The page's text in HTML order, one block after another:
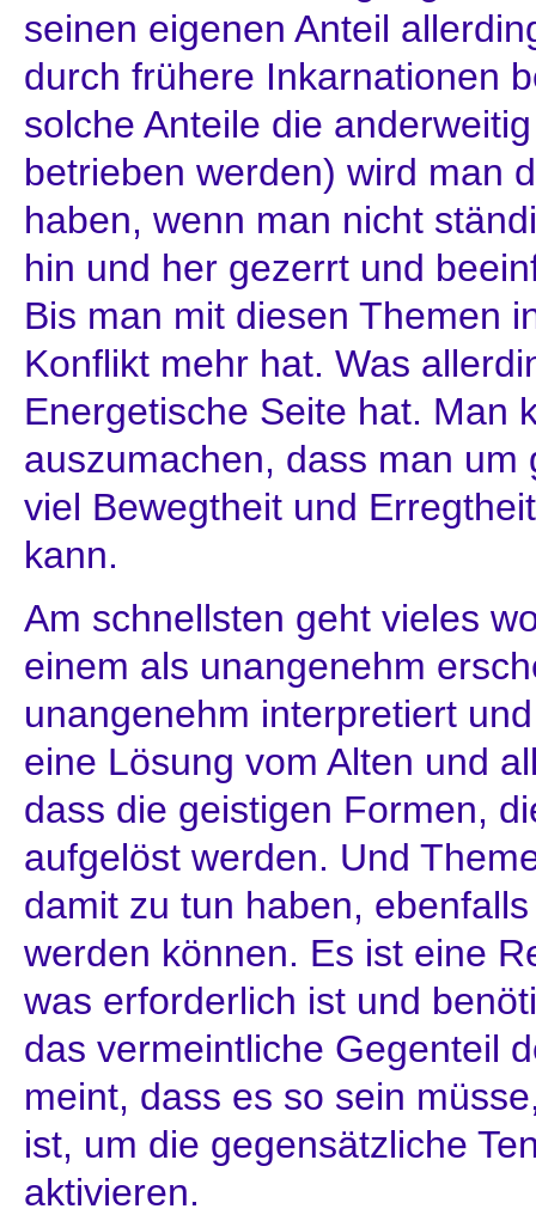
seinen eigenen Anteil
durch frühere Inkarnationen
solche Anteile die
betrieben werden) wird man
haben, wenn man nicht
hin und her gezerrt und
Bis man mit diesen Themen
Konflikt mehr hat. Was
Energetische Seite hat. Man
auszumachen, dass man um
viel Bewegtheit und
kann.
Am schnellsten geht vieles
einem als unangenehm
unangenehm interpretiert
eine Lösung vom Alten und
dass die geistigen Formen,
aufgelöst werden. Und
damit zu tun haben,
werden können. Es ist eine
was erforderlich ist und
das vermeintliche Gegenteil
meint, dass es so sein
ist, um die gegensätzliche
aktivieren.